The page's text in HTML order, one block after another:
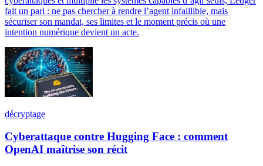
fait un pari : ne pas chercher à rendre l’agent infaillible, mais
sécuriser son mandat, ses limites et le moment précis où une
intention numérique devient un acte.
décryptage
Cyberattaque contre Hugging Face : comment
OpenAI maîtrise son récit